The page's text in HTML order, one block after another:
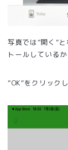
写真では”開く”
トールしている
”OK”をクリック